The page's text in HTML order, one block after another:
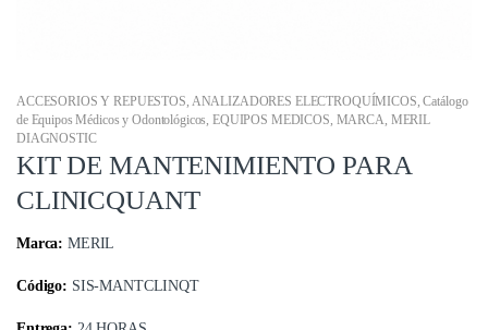
ACCESORIOS Y REPUESTOS, ANALIZADORES ELECTROQUÍMICOS,Catálogo
de Equipos Médicos y Odontológicos, EQUIPOS MEDICOS, MARCA, MERIL
DIAGNOSTIC
KIT DE MANTENIMIENTO PARA
CLINICQUANT
Marca: MERIL
Código: SIS-MANTCLINQT